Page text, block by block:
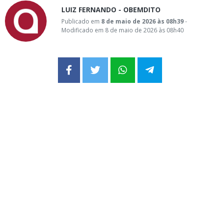
LUIZ FERNANDO - OBEMDITO
Publicado em 8 de maio de 2026 às 08h39-
Modificado em 8 de maio de 2026 às 08h40